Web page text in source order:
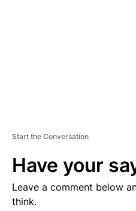
Start the Conversation
Have your
Leave a comment below
think.